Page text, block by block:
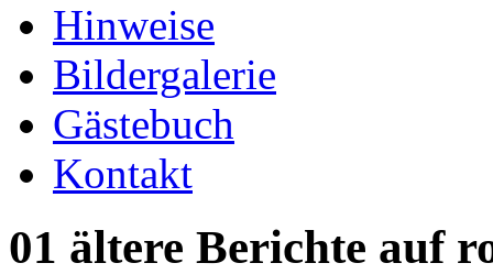
Hinweise
Bildergalerie
Gästebuch
Kontakt
01 ältere Berichte auf